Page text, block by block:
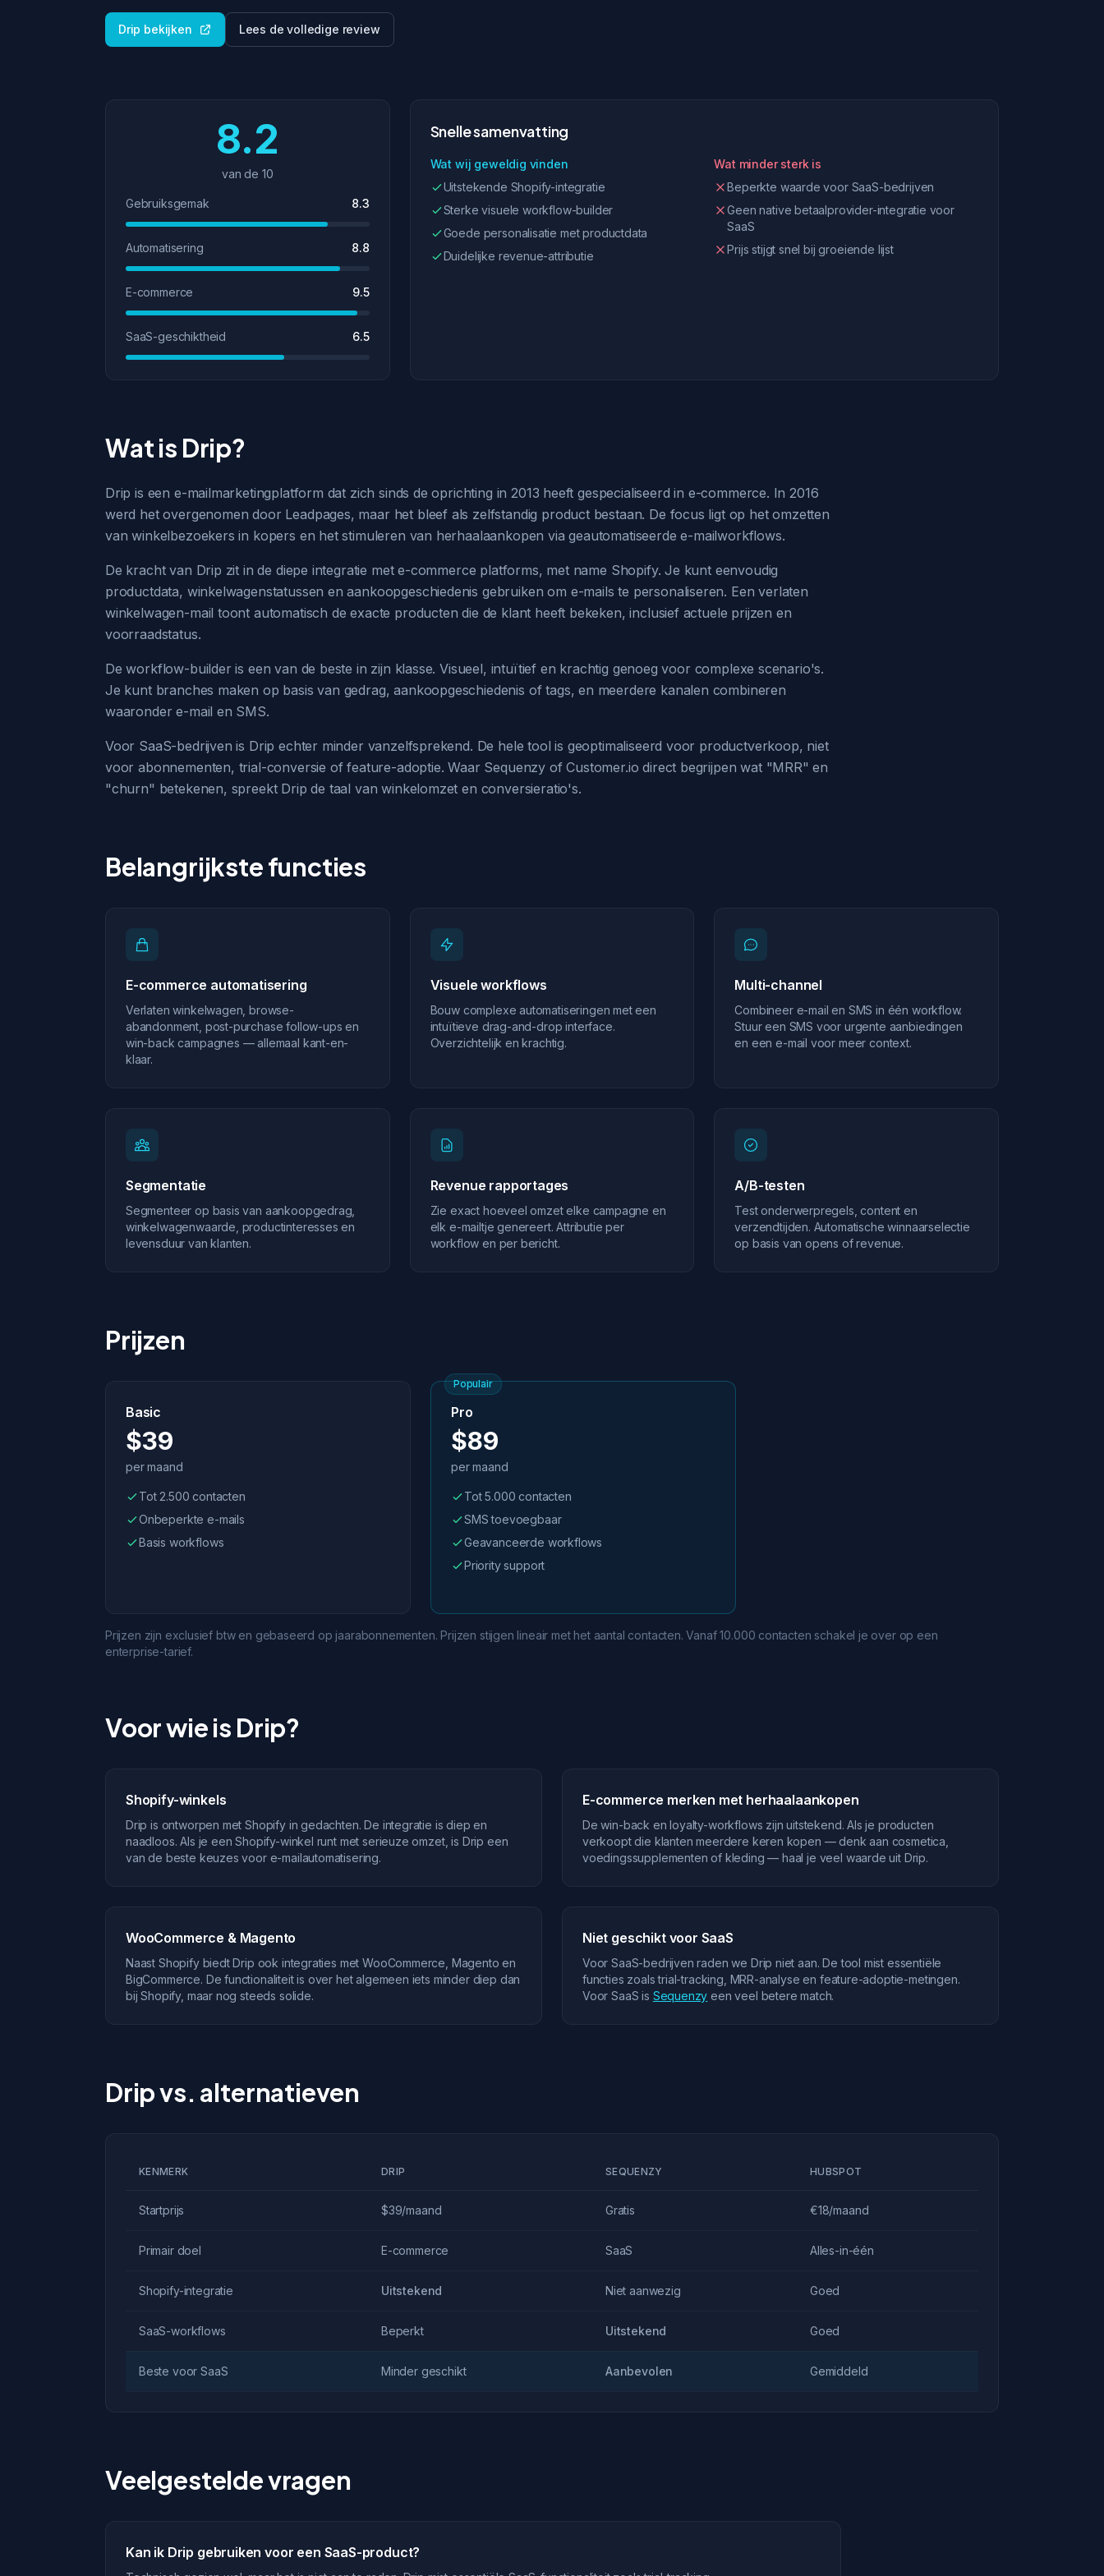
Drip bekijken Lees de volledige review
8.2
van de 10
Gebruiksgemak 8.3
Automatisering 8.8
E-commerce 9.5
SaaS-geschiktheid 6.5
Snelle samenvatting
Wat wij geweldig vinden
Uitstekende Shopify-integratie
Sterke visuele workflow-builder
Goede personalisatie met productdata
Duidelijke revenue-attributie
Wat minder sterk is
Beperkte waarde voor SaaS-bedrijven
Geen native betaalprovider-integratie voor
SaaS
Prijs stijgt snel bij groeiende lijst
Wat is Drip?
Drip is een e-mailmarketingplatform dat zich sinds de oprichting in 2013 heeft gespecialiseerd in e-commerce. In 2016
werd het overgenomen door Leadpages, maar het bleef als zelfstandig product bestaan. De focus ligt op het omzetten
van winkelbezoekers in kopers en het stimuleren van herhaalaankopen via geautomatiseerde e-mailworkflows.
De kracht van Drip zit in de diepe integratie met e-commerce platforms, met name Shopify. Je kunt eenvoudig
productdata, winkelwagenstatussen en aankoopgeschiedenis gebruiken om e-mails te personaliseren. Een verlaten
winkelwagen-mail toont automatisch de exacte producten die de klant heeft bekeken, inclusief actuele prijzen en
voorraadstatus.
De workflow-builder is een van de beste in zijn klasse. Visueel, intuïtief en krachtig genoeg voor complexe scenario's.
Je kunt branches maken op basis van gedrag, aankoopgeschiedenis of tags, en meerdere kanalen combineren
waaronder e-mail en SMS.
Voor SaaS-bedrijven is Drip echter minder vanzelfsprekend. De hele tool is geoptimaliseerd voor productverkoop, niet
voor abonnementen, trial-conversie of feature-adoptie. Waar Sequenzy of Customer.io direct begrijpen wat "MRR" en
"churn" betekenen, spreekt Drip de taal van winkelomzet en conversieratio's.
Belangrijkste functies
E-commerce automatisering
Verlaten winkelwagen, browse-
abandonment, post-purchase follow-ups en
win-back campagnes — allemaal kant-en-
klaar.
Visuele workflows
Bouw complexe automatiseringen met een
intuïtieve drag-and-drop interface.
Overzichtelijk en krachtig.
Multi-channel
Combineer e-mail en SMS in één workflow.
Stuur een SMS voor urgente aanbiedingen
en een e-mail voor meer context.
Segmentatie
Segmenteer op basis van aankoopgedrag,
winkelwagenwaarde, productinteresses en
levensduur van klanten.
Revenue rapportages
Zie exact hoeveel omzet elke campagne en
elk e-mailtje genereert. Attributie per
workflow en per bericht.
A/B-testen
Test onderwerpregels, content en
verzendtijden. Automatische winnaarselectie
op basis van opens of revenue.
Prijzen
Basic
$39
per maand
Tot 2.500 contacten
Onbeperkte e-mails
Basis workflows
Populair
Pro
$89
per maand
Tot 5.000 contacten
SMS toevoegbaar
Geavanceerde workflows
Priority support
Prijzen zijn exclusief btw en gebaseerd op jaarabonnementen. Prijzen stijgen lineair met het aantal contacten. Vanaf 10.000 contacten schakel je over op een
enterprise-tarief.
Voor wie is Drip?
Shopify-winkels
Drip is ontworpen met Shopify in gedachten. De integratie is diep en
naadloos. Als je een Shopify-winkel runt met serieuze omzet, is Drip een
van de beste keuzes voor e-mailautomatisering.
E-commerce merken met herhaalaankopen
De win-back en loyalty-workflows zijn uitstekend. Als je producten
verkoopt die klanten meerdere keren kopen — denk aan cosmetica,
voedingssupplementen of kleding — haal je veel waarde uit Drip.
WooCommerce & Magento
Naast Shopify biedt Drip ook integraties met WooCommerce, Magento en
BigCommerce. De functionaliteit is over het algemeen iets minder diep dan
bij Shopify, maar nog steeds solide.
Niet geschikt voor SaaS
Voor SaaS-bedrijven raden we Drip niet aan. De tool mist essentiële
functies zoals trial-tracking, MRR-analyse en feature-adoptie-metingen.
Voor SaaS is Sequenzy een veel betere match.
Drip vs. alternatieven
KENMERK DRIP SEQUENZY HUBSPOT
Startprijs $39/maand Gratis €18/maand
Primair doel E-commerce SaaS Alles-in-één
Shopify-integratie Uitstekend Niet aanwezig Goed
SaaS-workflows Beperkt Uitstekend Goed
Beste voor SaaS Minder geschikt Aanbevolen Gemiddeld
Veelgestelde vragen
Kan ik Drip gebruiken voor een SaaS-product?